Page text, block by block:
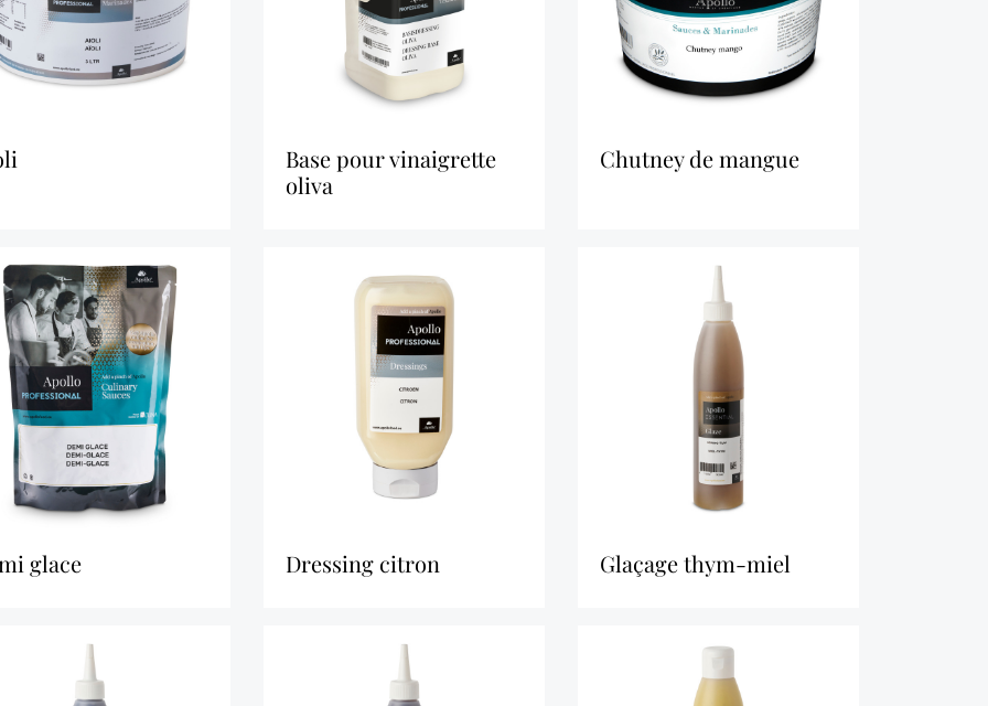
base pour vinaigrette
oliva
chutney de mangue
glace dressing citron glaçage thym-miel